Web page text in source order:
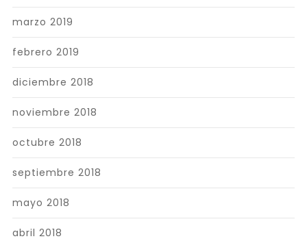
marzo 2019
febrero 2019
diciembre 2018
noviembre 2018
octubre 2018
septiembre 2018
mayo 2018
abril 2018